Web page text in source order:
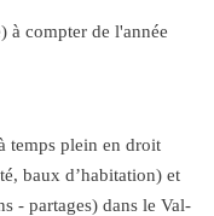
à compter de l'année
temps plein en droit
baux d’habitation) et
- partages) dans le Val-